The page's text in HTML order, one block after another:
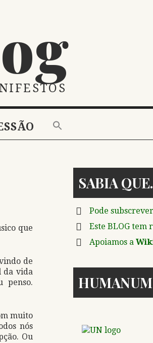
que
de
da vida
penso.
muito
nós
Ou
SABIA QUE
Pode
Este BLOG tem
Apoiamos a